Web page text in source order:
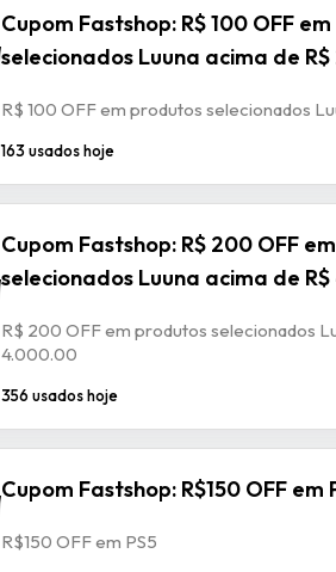
Cupom Fastshop: R$ 100 OFF
selecionados Luuna acima de
R$ 100 OFF em produtos selecionados
163 usados hoje
Cupom Fastshop: R$ 200 OFF
selecionados Luuna acima de
R$ 200 OFF em produtos selecionados
4.000.00
356 usados hoje
Cupom Fastshop: R$150 OFF em
R$150 OFF em PS5